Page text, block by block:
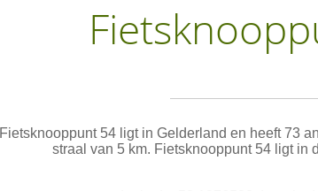
Fietsknooppunt 54 ligt in Gelderland en heeft 73
straal van 5 km. Fietsknooppunt 54 ligt in